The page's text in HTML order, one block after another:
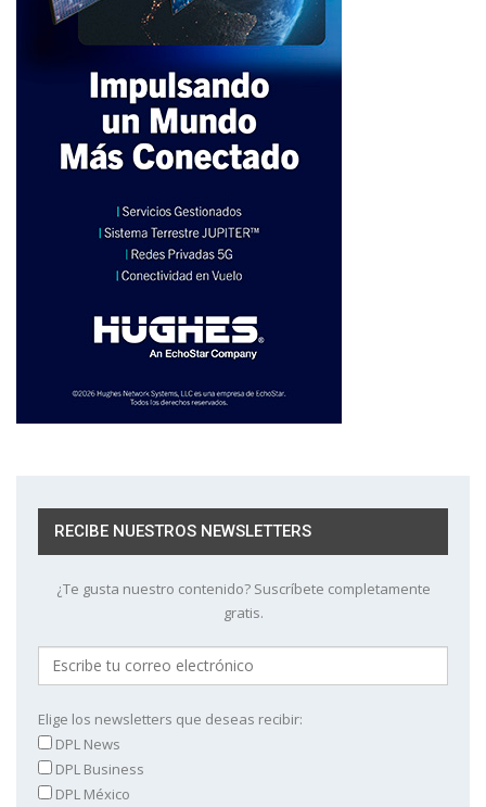
RECIBE NUESTROS NEWSLETTERS
¿Te gusta nuestro contenido? Suscríbete completamente
gratis.
Elige los newsletters que deseas recibir:
DPL News
DPL Business
DPL México